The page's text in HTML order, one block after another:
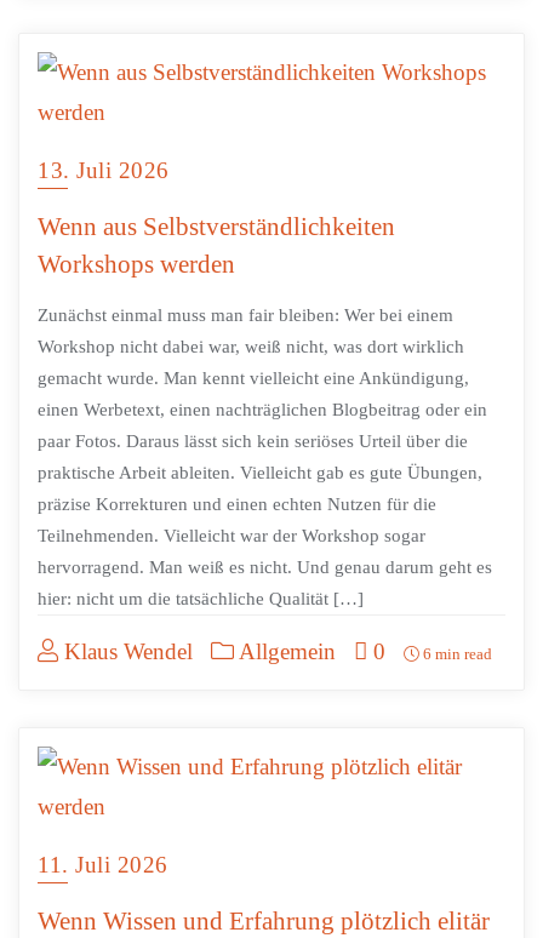
13. Juli 2026
Wenn aus Selbstverständlichkeiten
Workshops werden
Zunächst einmal muss man fair bleiben: Wer bei einem
Workshop nicht dabei war, weiß nicht, was dort wirklich
gemacht wurde. Man kennt vielleicht eine Ankündigung,
einen Werbetext, einen nachträglichen Blogbeitrag oder ein
paar Fotos. Daraus lässt sich kein seriöses Urteil über die
praktische Arbeit ableiten. Vielleicht gab es gute Übungen,
präzise Korrekturen und einen echten Nutzen für die
Teilnehmenden. Vielleicht war der Workshop sogar
hervorragend. Man weiß es nicht. Und genau darum geht es
hier: nicht um die tatsächliche Qualität […]
Klaus Wendel Allgemein 0 6 min read
11. Juli 2026
Wenn Wissen und Erfahrung plötzlich elitär